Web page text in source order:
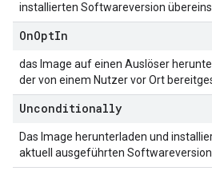
installierten Softwareversion
OnOptIn
das Image auf einen Auslöser
der von einem Nutzer vor Ort
Unconditionally
Das Image herunterladen und
aktuell ausgeführten Softwareversion.